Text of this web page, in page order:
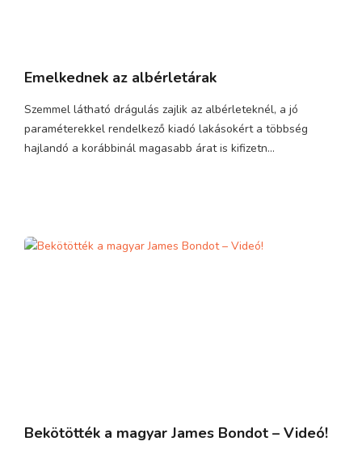
Emelkednek az albérletárak
Szemmel látható drágulás zajlik az albérleteknél, a jó
paraméterekkel rendelkező kiadó lakásokért a többség
hajlandó a korábbinál magasabb árat is kifizetn...
Bekötötték a magyar James Bondot – Videó!